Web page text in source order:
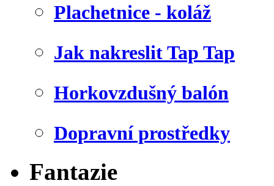
Plachetnice - koláž
Jak nakreslit Tap Tap
Horkovzdušný balón
Dopravní prostředky
Fantazie